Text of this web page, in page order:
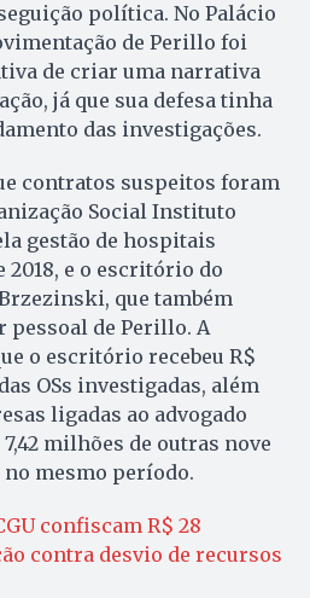
política. No Palácio
de Perillo foi
de criar uma narrativa
já que sua defesa tinha
das investigações.
contratos suspeitos foram
Social Instituto
gestão de hospitais
2018, e o escritório do
que também
pessoal de Perillo. A
o escritório recebeu R$
OSs investigadas, além
ligadas ao advogado
milhões de outras nove
mesmo período.
confiscam R$ 28
contra desvio de recursos